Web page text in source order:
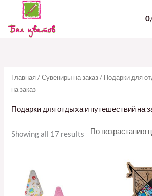
Перейти
содержимому
Главная /Сувениры на заказ/ Подарки для
на заказ
Подарки для отдыха и путешествий на
Showing all 17 results